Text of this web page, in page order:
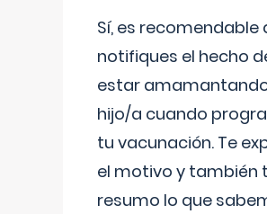
Sí, es recomendable
notifiques el hecho
estar
hijo/a cuando
tu vacunación. Te
el motivo y también
resumo lo que